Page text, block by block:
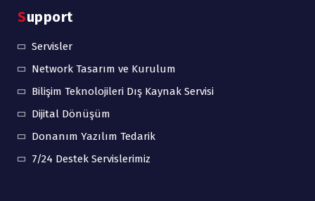
Support
Servisler
Network Tasarım ve Kurulum
Bilişim Teknolojileri Dış Kaynak Servisi
Dijital Dönüşüm
Donanım Yazılım Tedarik
7/24 Destek Servislerimiz